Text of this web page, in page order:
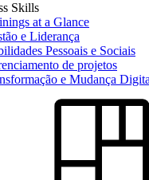
Skills
at a Glance
e Liderança
Pessoais e Sociais
de projetos
e Mudança